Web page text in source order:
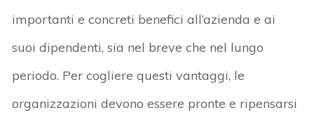
importanti e concreti benefici all’azienda e ai
suoi dipendenti, sia nel breve che nel lungo
periodo. Per cogliere questi vantaggi, le
organizzazioni devono essere pronte e ripensarsi